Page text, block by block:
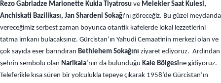
Rezo Gabriadze Marionette Kukla Tiyatrosu ve Melekler Saat Kulesi,
Anchiskati Bazilikası, Jan Shardeni Sokağı'nı göreceğiz. Bu güzel meydanda
vereceğimiz serbest zaman boyunca otantik kafelerde lokal lezzetlerini
tatma imkanı bulacaksınız. Gürcistan’ın Yahudi Cemaatinin merkezi olan ve
çok sayıda eser barındıran Bethlehem Sokağını ziyaret ediyoruz. Ardından
şehrin sembolü olan Narikala’nın da bulunduğu Kale Bölgesine gidiyoruz.
Teleferikle kısa süren bir yolculukla tepeye çıkarak 1958’de Gürcistan’ın